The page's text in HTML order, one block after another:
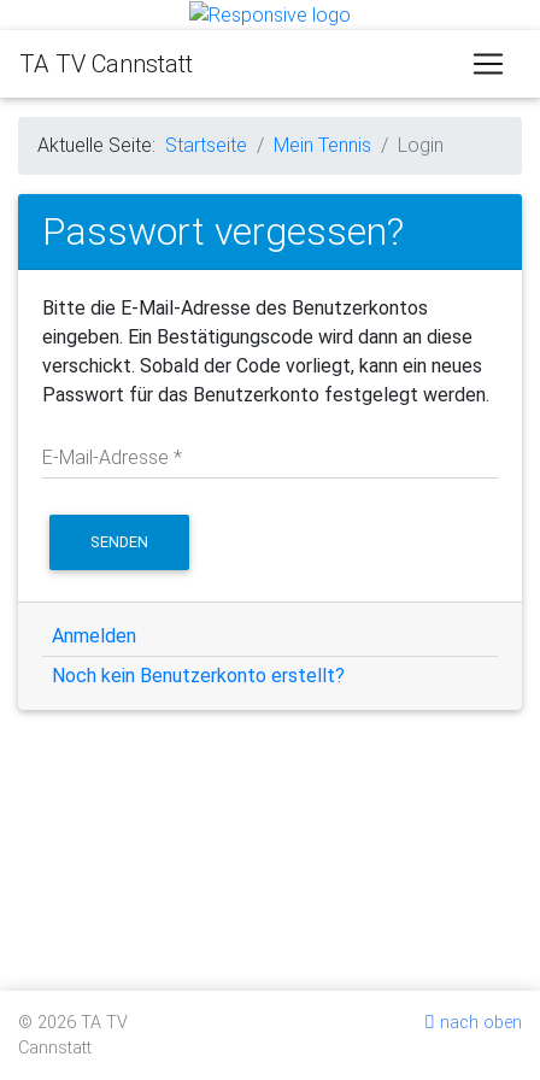
TA TV Cannstatt
Aktuelle Seite: Startseite Mein Tennis Login
Passwort vergessen?
Bitte die E-Mail-Adresse des Benutzerkontos
eingeben. Ein Bestätigungscode wird dann an diese
verschickt. Sobald der Code vorliegt, kann ein neues
Passwort für das Benutzerkonto festgelegt werden.
E-Mail-Adresse *
SENDEN
Anmelden
Noch kein Benutzerkonto erstellt?
© 2026 TA TV
Cannstatt
nach oben